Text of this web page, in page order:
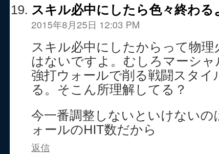
スキル必中にしたら色々終わる
2015年8月25日 12:03 PM
スキル必中にしたからって物理
はないですよ。むしろマーシ
強打ウォールで削る戦闘スタイ
る。そこん所理解してる？
今一番調整しないといけないの
ォールのHIT数だから
返信